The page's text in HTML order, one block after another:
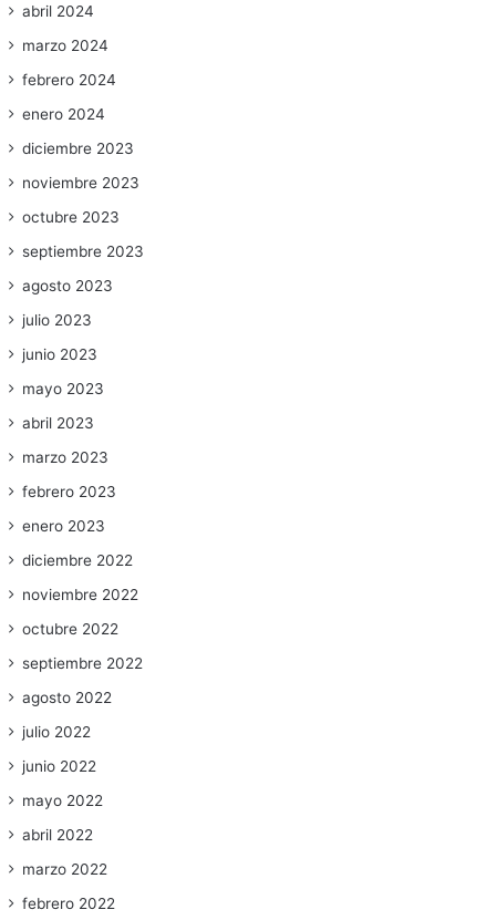
abril 2024
marzo 2024
febrero 2024
enero 2024
diciembre 2023
noviembre 2023
octubre 2023
septiembre 2023
agosto 2023
julio 2023
junio 2023
mayo 2023
abril 2023
marzo 2023
febrero 2023
enero 2023
diciembre 2022
noviembre 2022
octubre 2022
septiembre 2022
agosto 2022
julio 2022
junio 2022
mayo 2022
abril 2022
marzo 2022
febrero 2022